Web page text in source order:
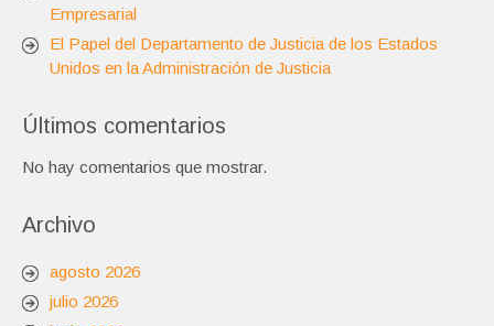
Empresarial
El Papel del Departamento de Justicia de los Estados
Unidos en la Administración de Justicia
Últimos comentarios
No hay comentarios que mostrar.
Archivo
agosto 2026
julio 2026